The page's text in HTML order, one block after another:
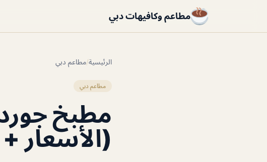
مطاعم وكافيهات دبي
الرئيسية/مطاعم دبي
مطاعم دبي
مطبخ
(الأسعار